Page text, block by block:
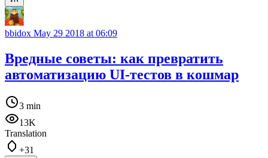
bbidox May 29 2018 at 06:09
Вредные советы: как превратить
автоматизацию UI-тестов в кошмар
3 min
13K
Translation
+31